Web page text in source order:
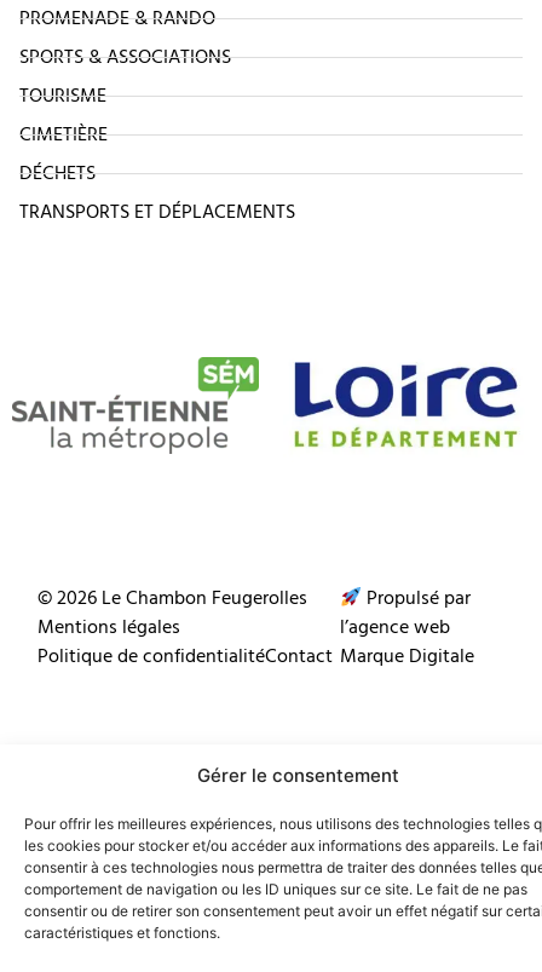
Gérer le consentement
Pour offrir les meilleures expériences, nous utilisons des technologies telles
les cookies pour stocker et/ou accéder aux informations des appareils. Le
consentir à ces technologies nous permettra de traiter des données telles
comportement de navigation ou les ID uniques sur ce site. Le fait de ne pas
consentir ou de retirer son consentement peut avoir un effet négatif sur
caractéristiques et fonctions.
PROMENADE & RANDO
SPORTS & ASSOCIATIONS
TOURISME
CIMETIÈRE
DÉCHETS
TRANSPORTS ET DÉPLACEMENTS
© 2026 Le Chambon Feugerolles
Mentions légales
Politique de confidentialitéContact
Propulsé par
l’agence web
Marque Digitale